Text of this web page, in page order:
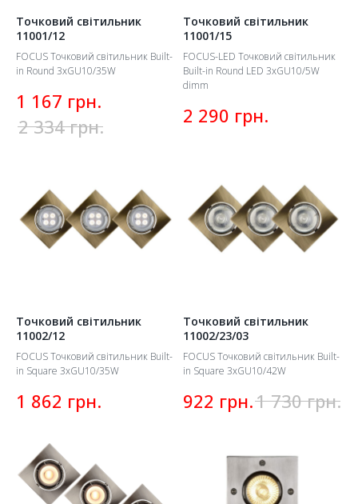
Точковий світильник
11001/12
FOCUS Точковий світильник Built-
in Round 3xGU10/35W
1 167 грн.
2 334 грн.
Точковий світильник
11001/15
FOCUS-LED Точковий світильник
Built-in Round LED 3xGU10/5W
dimm
2 290 грн.
Точковий світильник
11002/12
FOCUS Точковий світильник Built-
in Square 3xGU10/35W
1 862 грн.
Точковий світильник
11002/23/03
FOCUS Точковий світильник Built-
in Square 3xGU10/42W
922 грн.1 730 грн.